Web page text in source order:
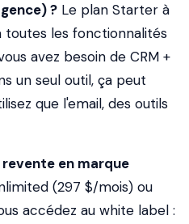
? Le plan Starter à
toutes les fonctionnalités
avez besoin de CRM +
un seul outil, ça peut
que l'email, des outils
en marque
(297 $/mois) ou
accédez au white label :